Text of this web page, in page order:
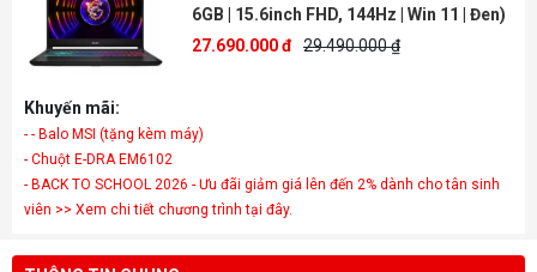
6GB | 15.6inch FHD, 144Hz | Win 11 | Đen)
27.690.000 đ 29.490.000 ₫
Khuyến mãi:
- - Balo MSI (tặng kèm máy)
- Chuột E-DRA EM6102
- BACK TO SCHOOL 2026 - Ưu đãi giảm giá lên đến 2% dành cho tân sinh
viên >> Xem chi tiết chương trình tại đây.